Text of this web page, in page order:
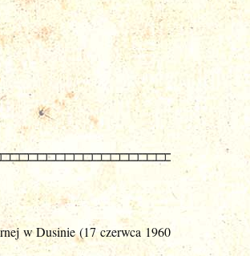
w Dusinie (17 czerwca 1960